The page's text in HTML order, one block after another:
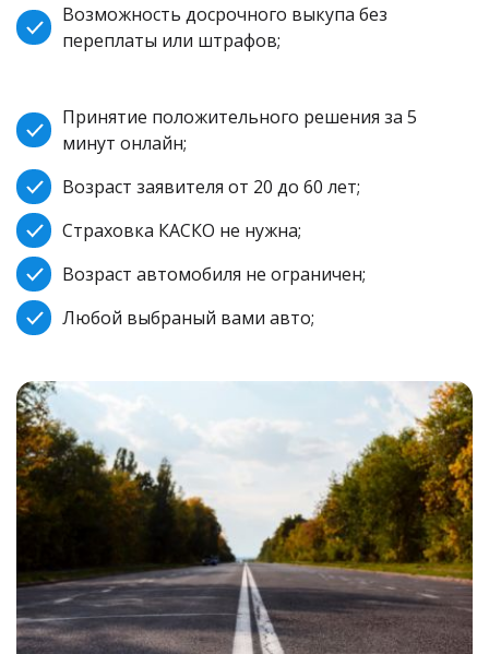
Возможность досрочного выкупа без
переплаты или штрафов;
Принятие положительного решения за 5
минут онлайн;
Возраст заявителя от 20 до 60 лет;
Страховка КАСКО не нужна;
Возраст автомобиля не ограничен;
Любой выбраный вами авто;